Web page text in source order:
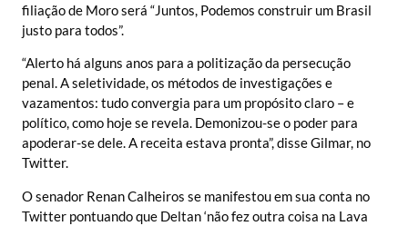
filiação de Moro será “Juntos, Podemos construir um Brasil
justo para todos”.
“Alerto há alguns anos para a politização da persecução
penal. A seletividade, os métodos de investigações e
vazamentos: tudo convergia para um propósito claro – e
político, como hoje se revela. Demonizou-se o poder para
apoderar-se dele. A receita estava pronta”, disse Gilmar, no
Twitter.
O senador Renan Calheiros se manifestou em sua conta no
Twitter pontuando que Deltan ‘não fez outra coisa na Lava